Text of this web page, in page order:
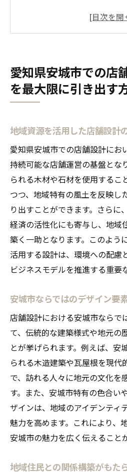
安城市ならではのデザ
地元企業とのパート
地元素材を活用した店舗設
木材や石材を活用する
地元産品を用いたデ
地域性を感じさせる
サプライチェーンの
地元職人と協力した
地域の気候に適した
エコデザインで持続可能
秘訣
省エネルギー設備の導
ゼロウェイストを目指
エコデザインがもた
環境負荷を減らすた
持続可能性を高める
伝統的建築様式を取り入
事例
和風建築と現代デザ
歴史的建造物を参考
伝統技法を活かした
伝統様式が持つ集客
愛知県安城市での店
を最大限に引き出す
地域資源を活用した店舗設計
愛知県安城市での店舗設計にお
持続可能な店舗運営の基盤とな
られる木材や石材を使用するこ
つつ、地域特有の風土を反映し
り出すことができます。さらに
経済の活性化にも寄与し、地域
築く一助となります。このよう
活用する設計は、環境への配慮
ビジネスモデルを推進する重要
安城市ならではのデザイン要
店舗設計における安城市ならで
て、伝統的な建築様式や地元の
とが挙げられます。例えば、安
られる木造建築や瓦屋根を現代
で、訪れる人々に地元の文化を
す。また、安城市特有の色合い
ザインは、地域のアイデンティ
魅力を高めます。これにより、
安城市の魅力を広く伝えること
地域住民との関係構築がもた